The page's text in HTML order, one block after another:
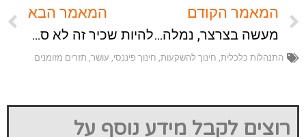
המאמר הקודם
מעשה בצרצר, נמלה….ופנסיה
המאמר הבא
להיות שכיר זה לא סחיר
התנהלות כלכלית, חינוך להשקעות, חינוך פיננסי, עושר, תזרים מזומנים
רוצים לקבל מידע נוסף על